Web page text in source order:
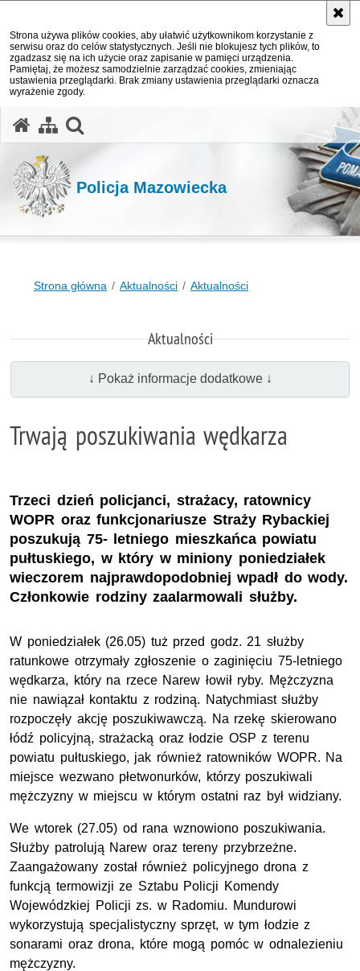
Strona używa plików cookies, aby ułatwić użytkownikom korzystanie z
serwisu oraz do celów statystycznych. Jeśli nie blokujesz tych plików, to
zgadzasz się na ich użycie oraz zapisanie w pamięci urządzenia.
Pamiętaj, że możesz samodzielnie zarządzać cookies, zmieniając
ustawienia przeglądarki. Brak zmiany ustawienia przeglądarki oznacza
wyrażenie zgody.
Policja Mazowiecka
Strona główna Aktualności Aktualności
Aktualności
↓ Pokaż informacje dodatkowe ↓
Trwają poszukiwania wędkarza
Trzeci dzień policjanci, strażacy, ratownicy
WOPR oraz funkcjonariusze Straży Rybackiej
poszukują 75- letniego mieszkańca powiatu
pułtuskiego, w który w miniony poniedziałek
wieczorem najprawdopodobniej wpadł do wody.
Członkowie rodziny zaalarmowali służby.
W poniedziałek (26.05) tuż przed godz. 21 służby
ratunkowe otrzymały zgłoszenie o zaginięciu 75-letniego
wędkarza, który na rzece Narew łowił ryby. Mężczyzna
nie nawiązał kontaktu z rodziną. Natychmiast służby
rozpoczęły akcję poszukiwawczą. Na rzekę skierowano
łódź policyjną, strażacką oraz łodzie OSP z terenu
powiatu pułtuskiego, jak również ratowników WOPR. Na
miejsce wezwano płetwonurków, którzy poszukiwali
mężczyzny w miejscu w którym ostatni raz był widziany.
We wtorek (27.05) od rana wznowiono poszukiwania.
Służby patrolują Narew oraz tereny przybrzeżne.
Zaangażowany został również policyjnego drona z
funkcją termowizji ze Sztabu Policji Komendy
Wojewódzkiej Policji zs. w Radomiu. Mundurowi
wykorzystują specjalistyczny sprzęt, w tym łodzie z
sonarami oraz drona, które mogą pomóc w odnalezieniu
mężczyzny.